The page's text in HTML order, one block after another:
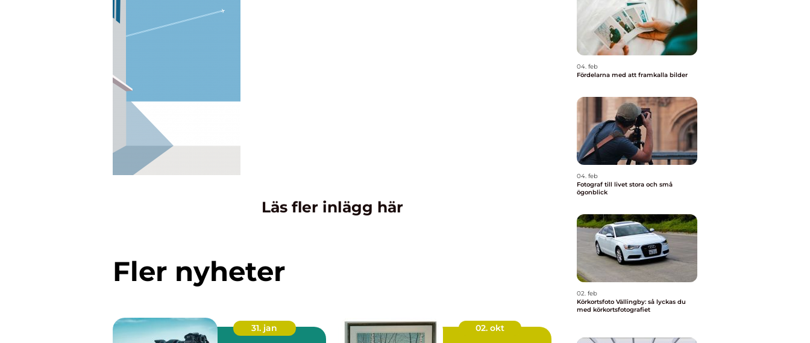
Läs fler inlägg här
Fler nyheter
31. jan
02. okt
04. feb
Fördelarna med att framkalla bilder
04. feb
Fotograf till livet stora och små
ögonblick
02. feb
Körkortsfoto Vällingby: så lyckas du
med körkortsfotografiet